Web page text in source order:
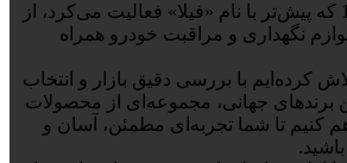
فروشگاه تهران کار 119 که پیش‌تر با نام «فیلا» فعالیت می‌کرد، از
لوازم نگهداری و مراقبت خودرو همراه
کرده‌ایم با بررسی دقیق بازار و انتخاب
برندهای جهانی، مجموعه‌ای از محصولات
کنیم تا شما تجربه‌ای مطمئن، آسان و